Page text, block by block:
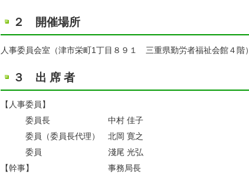
２ 開催場所
人事委員会室（津市栄町1丁目８９１ 三重県勤労者福祉会館４階）
３ 出 席 者
【人事委員】
委員長
中村 佳子
委員（委員長代理）
北岡 寛之
委員
淺尾 光弘
【幹事】
事務局長